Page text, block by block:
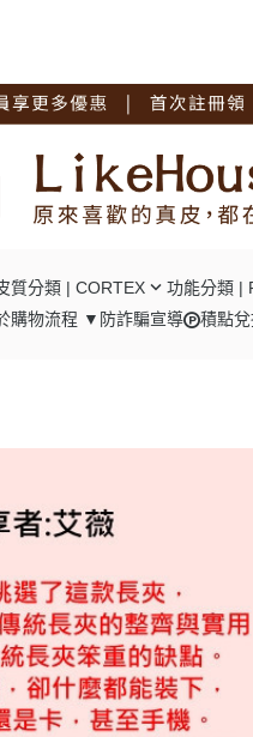
質分類 | CORTEX
牛皮
功能分類 |
┕ 翻頁卡位
購物流程 ▼ 防詐騙宣導 積點